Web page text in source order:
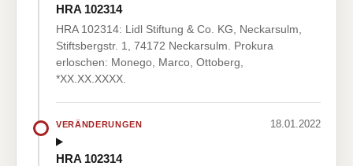
HRA 102314
HRA 102314: Lidl Stiftung & Co. KG, Neckarsulm,
Stiftsbergstr. 1, 74172 Neckarsulm. Prokura
erloschen: Monego, Marco, Ottoberg,
*XX.XX.XXXX.
VERÄNDERUNGEN 18.01.2022
HRA 102314